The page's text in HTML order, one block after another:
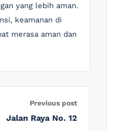
yang lebih aman.
keamanan di
merasa aman dan
Previous post
Jalan Raya No. 12